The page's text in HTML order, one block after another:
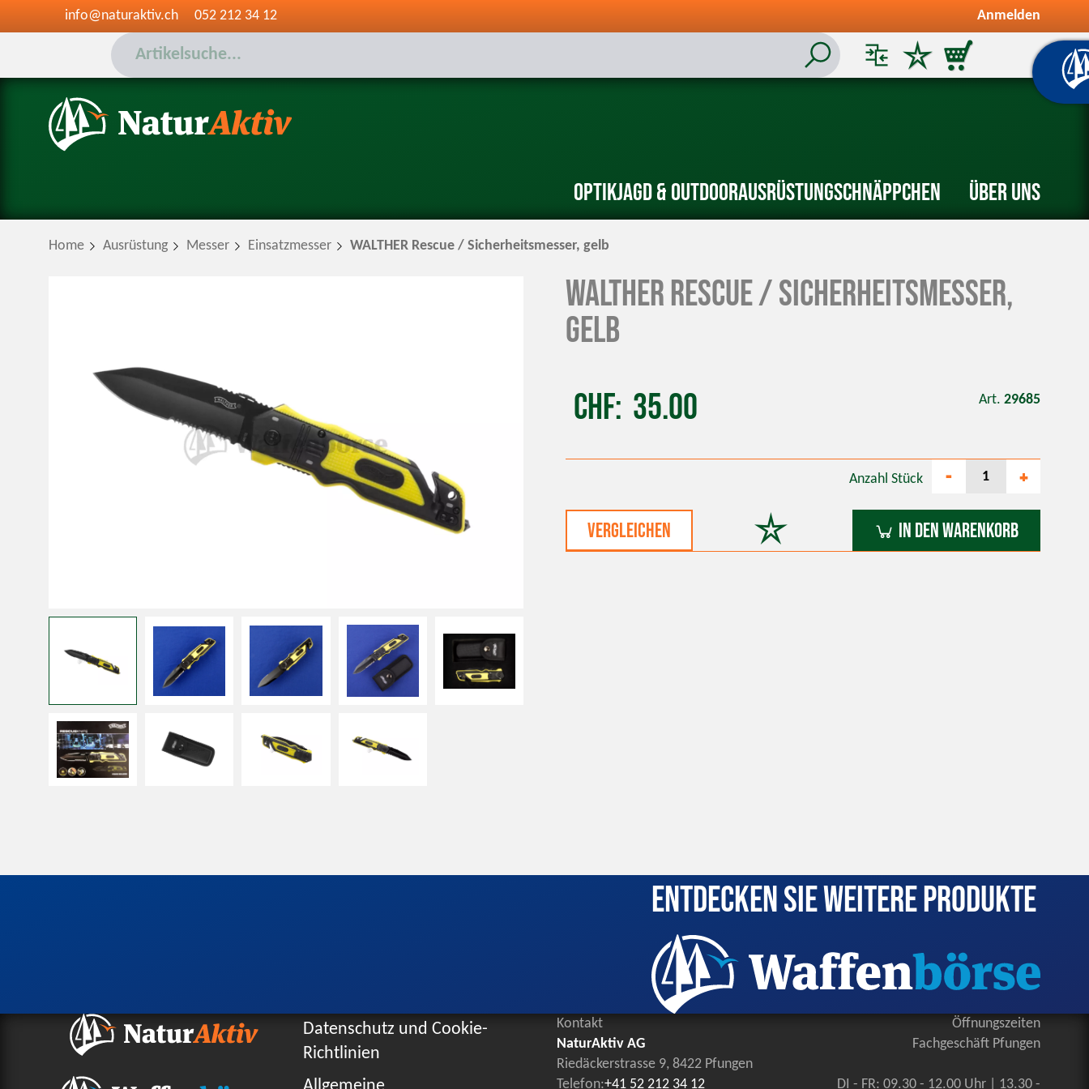
info@naturaktiv.ch 052 212 34 12 Anmelden
OptikJagd & OutdoorAusrüstungSchnäppchen Über uns
Home Ausrüstung Messer Einsatzmesser WALTHER Rescue / Sicherheitsmesser, gelb
WALTHER Rescue / Sicherheitsmesser,
gelb
CHF 35.00 Art. 29685
vergleichen
Anzahl Stück - +
In den Warenkorb
Entdecken Sie weitere Produkte
Datenschutz und Cookie-
Richtlinien
Kontakt
NaturAktiv AG
Riedäckerstrasse 9, 8422 Pfungen
Telefon:+41 52 212 34 12
Öffnungszeiten
Fachgeschäft Pfungen
DI - FR: 09.30 - 12.00 Uhr | 13.30 -